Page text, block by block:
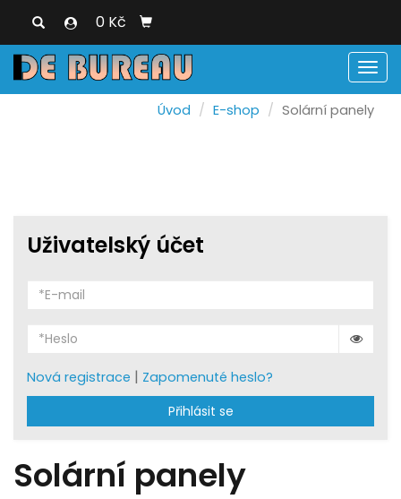
0 Kč
Úvod E-shop Solární panely
Uživatelský účet
Nová registrace | Zapomenuté heslo?
Přihlásit se
Solární panely